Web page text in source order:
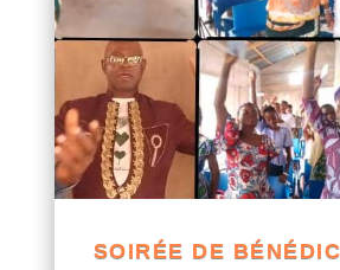
SOIRÉE DE